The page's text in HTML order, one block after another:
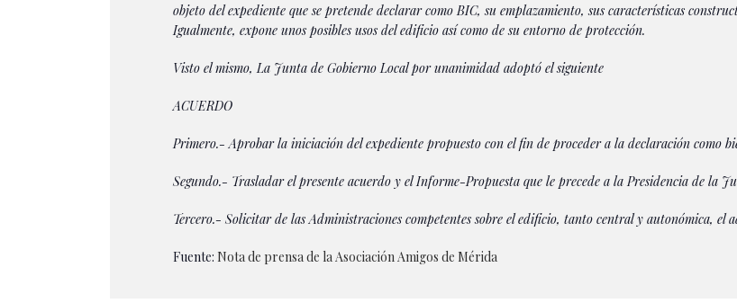
objeto del expediente que se pretende declarar como BIC, su emplazamiento, sus características
Igualmente, expone unos posibles usos del edificio así como de su entorno de protección.
Visto el mismo, La Junta de Gobierno Local por unanimidad adoptó el siguiente
ACUERDO
Primero.- Aprobar la iniciación del expediente propuesto con el fin de proceder a la declaración como
Segundo.- Trasladar el presente acuerdo y el Informe-Propuesta que le precede a la Presidencia de la
Tercero.- Solicitar de las Administraciones competentes sobre el edificio, tanto central y autonómica, el
Fuente: Nota de prensa de la Asociación Amigos de Mérida